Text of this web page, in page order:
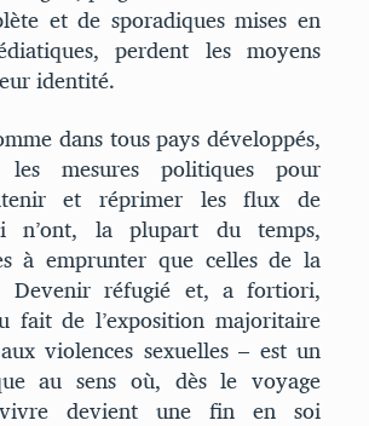
et de sporadiques mises en
perdent les moyens
identité.
dans tous pays développés,
les mesures politiques pour
et réprimer les flux de
n’ont, la plupart du temps,
à emprunter que celles de la
Devenir réfugié et, a fortiori,
fait de l’exposition majoritaire
violences sexuelles – est un
au sens où, dès le voyage
devient une fin en soi